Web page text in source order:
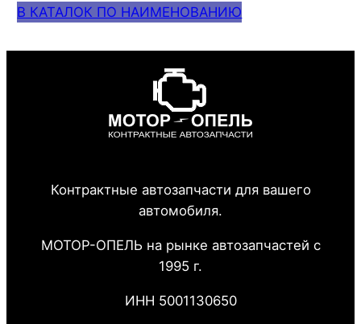
В КАТАЛОК ПО НАИМЕНОВАНИЮ
Контрактные автозапчасти для вашего
автомобиля.
МОТОР-ОПЕЛЬ на рынке автозапчастей с
1995 г.
ИНН 5001130650